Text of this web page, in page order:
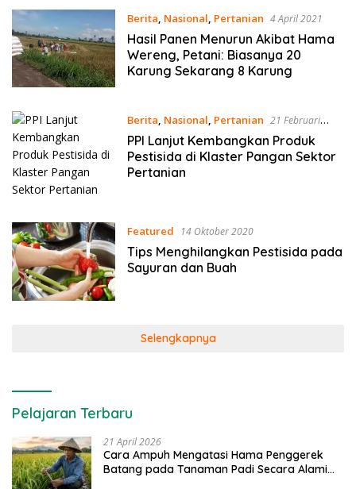
Berita, Nasional, Pertanian 4 April 2021
Hasil Panen Menurun Akibat Hama
Wereng, Petani: Biasanya 20
Karung Sekarang 8 Karung
Berita, Nasional, Pertanian 21 Februari
2021
PPI Lanjut Kembangkan Produk
Pestisida di Klaster Pangan Sektor
Pertanian
Featured 14 Oktober 2020
Tips Menghilangkan Pestisida pada
Sayuran dan Buah
Selengkapnya
Pelajaran Terbaru
21 April 2026
Cara Ampuh Mengatasi Hama Penggerek
Batang pada Tanaman Padi Secara Alami